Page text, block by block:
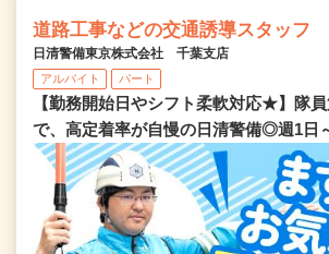
道路工事などの交通誘導スタッフ
日清警備東京株式会社 千葉支店
アルバイト パート
【勤務開始日やシフト柔軟対応★】隊
で、高定着率が自慢の日清警備◎週1日